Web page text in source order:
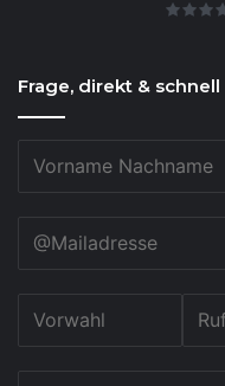
Frage, direkt & schnell